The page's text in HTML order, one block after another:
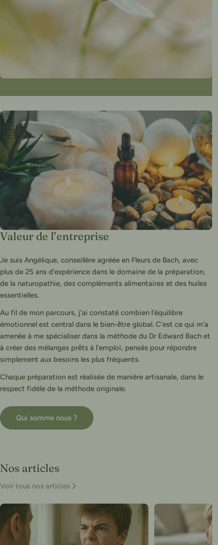
Valeur de l’entreprise
Je suis Angélique, conseillère agréée en Fleurs de Bach, avec
plus de 25 ans d’expérience dans le domaine de la préparation,
de la naturopathie, des compléments alimentaires et des huiles
essentielles.
Au fil de mon parcours, j’ai constaté combien l’équilibre
émotionnel est central dans le bien-être global. C’est ce qui m’a
amenée à me spécialiser dans la méthode du Dr Edward Bach et
à créer des mélanges prêts à l’emploi, pensés pour répondre
simplement aux besoins les plus fréquents.
Chaque préparation est réalisée de manière artisanale, dans le
respect fidèle de la méthode originale.
Qui somme nous ?
Nos articles
Voir tous nos articles